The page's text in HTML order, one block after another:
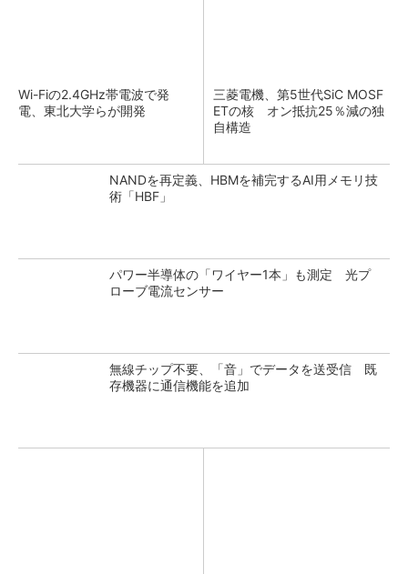
Wi-Fiの2.4GHz帯電波で発
電、東北大学らが開発
三菱電機、第5世代SiC MOSF
ETの核 オン抵抗25％減の独
自構造
NANDを再定義、HBMを補完するAI用メモリ技
術「HBF」
パワー半導体の「ワイヤー1本」も測定 光プ
ローブ電流センサー
無線チップ不要、「音」でデータを送受信 既
存機器に通信機能を追加